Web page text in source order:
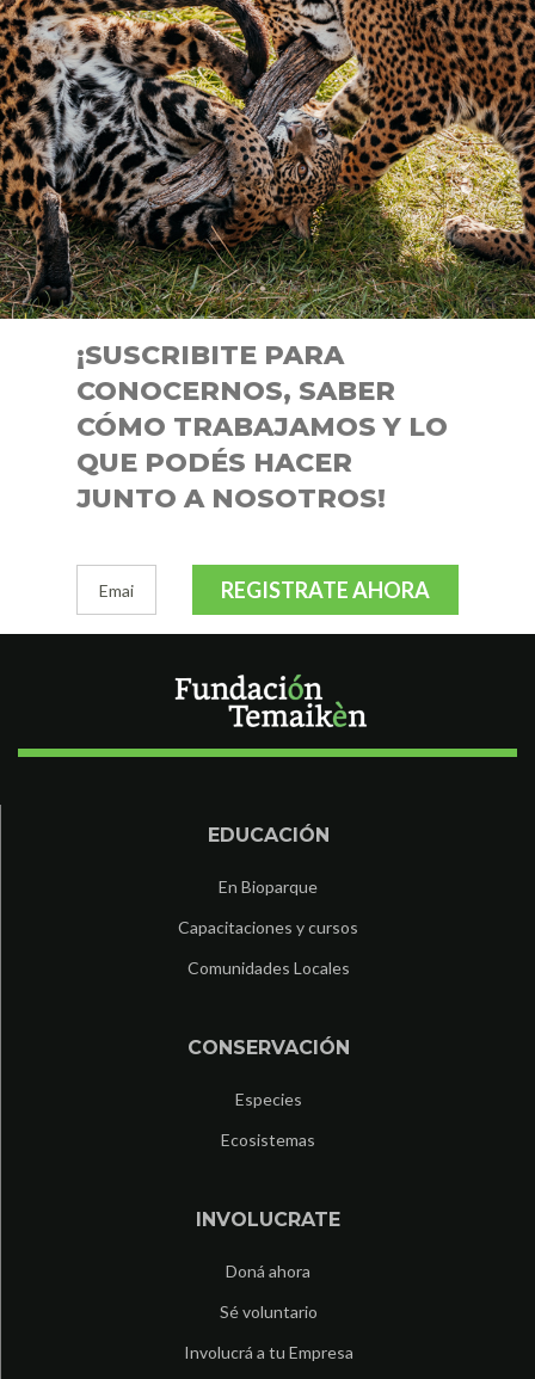
¡SUSCRIBITE PARA
CONOCERNOS, SABER
CÓMO TRABAJAMOS Y LO
QUE PODÉS HACER
JUNTO A NOSOTROS!
REGISTRATE AHORA
EDUCACIÓN
En Bioparque
Capacitaciones y cursos
Comunidades Locales
CONSERVACIÓN
Especies
Ecosistemas
INVOLUCRATE
Doná ahora
Sé voluntario
Involucrá a tu Empresa